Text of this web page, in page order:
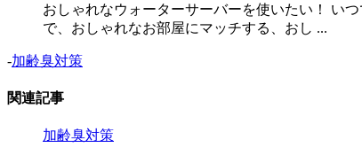
おしゃれなウォーターサーバーを使いたい！ い
で、おしゃれなお部屋にマッチする、おし ...
-加齢臭対策
関連記事
加齢臭対策